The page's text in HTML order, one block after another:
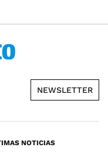
NEWSLETTER
NOTICIAS